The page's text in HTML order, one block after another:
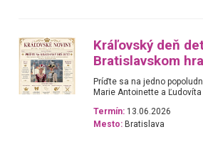
Kráľovský deň
Bratislavskom
Príďte sa na jedno
Marie Antoinette a Ľudovíta
Termín: 13.06.2026
Mesto: Bratislava